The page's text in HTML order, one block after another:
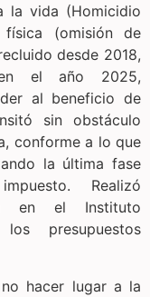
la vida (Homicidio
(omisión de
desde 2018,
el año 2025,
al beneficio de
sin obstáculo
conforme a lo que
la última fase
Realizó
en el Instituto
presupuestos
hacer lugar a la